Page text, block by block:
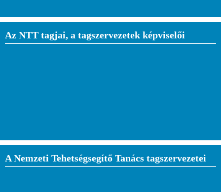
Az NTT tagjai, a tagszervezetek képviselői
A Nemzeti Tehetségsegítő Tanács tagszervezetei